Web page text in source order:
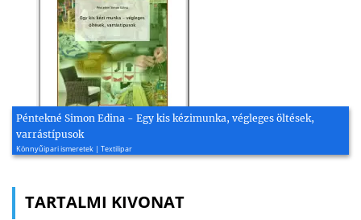
Péntekné Simon Edina - Egy kis kézimunka, végleges öltések,
varrástípusok
Könnyűipari ismeretek | Textilipar
TARTALMI KIVONAT